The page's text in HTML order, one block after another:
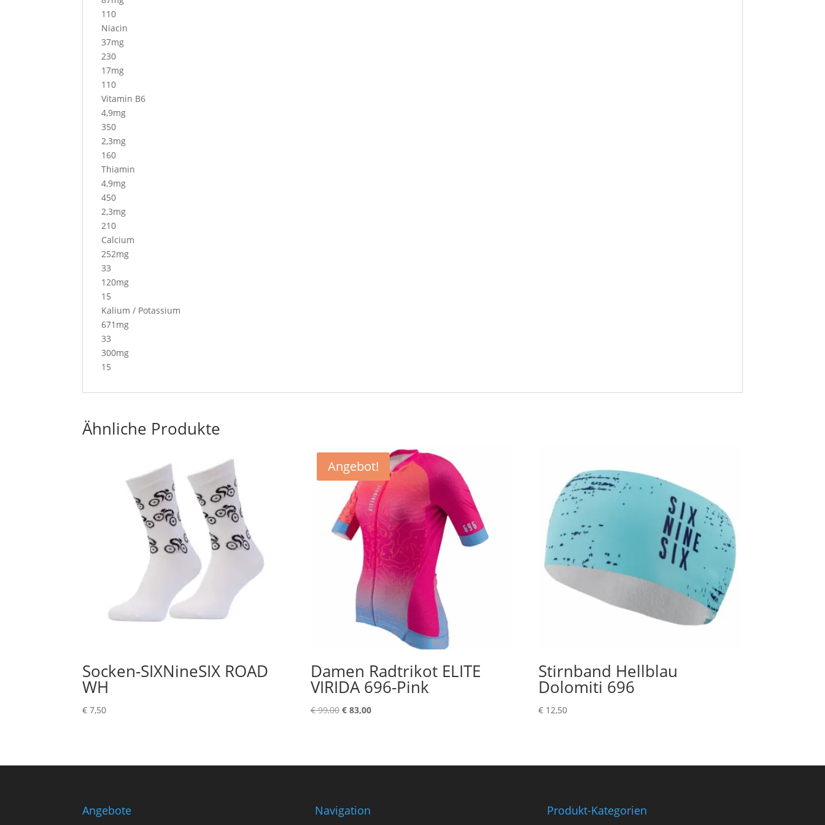
110
Niacin
37mg
230
17mg
110
Vitamin B6
4,9mg
350
2,3mg
160
Thiamin
4,9mg
450
2,3mg
210
Calcium
252mg
33
120mg
15
Kalium / Potassium
671mg
33
300mg
15
Ähnliche Produkte
Socken-SIXNineSIX ROAD
WH
€ 7,50
Angebot!
Damen Radtrikot ELITE
VIRIDA 696-Pink
€99,00 Ursprünglicher
€83,00Aktueller
Stirnband Hellblau
Dolomiti 696
€ 12,50
Angebote Navigation Produkt-Kategorien